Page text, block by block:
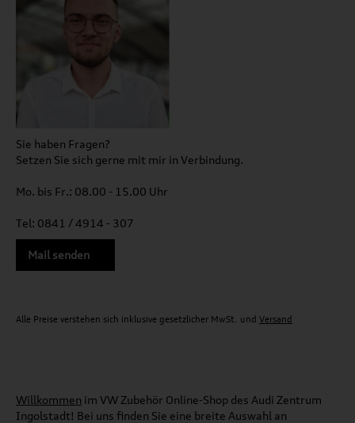
Sie haben Fragen?
Setzen Sie sich gerne mit mir in Verbindung.
Mo. bis Fr.: 08.00 - 15.00 Uhr
Tel: 0841 / 4914 - 307
Mail senden
Alle Preise verstehen sich inklusive gesetzlicher MwSt. und Versand
Willkommen im VW Zubehör Online-Shop des Audi Zentrum
Ingolstadt! Bei uns finden Sie eine breite Auswahl an